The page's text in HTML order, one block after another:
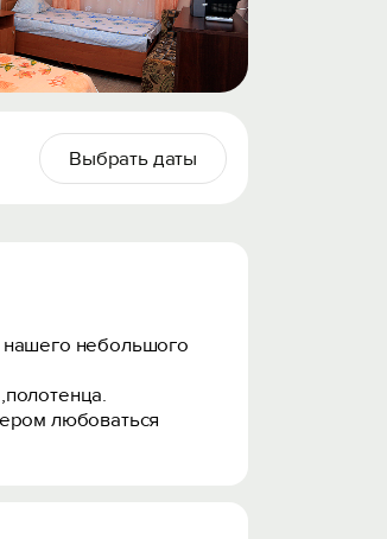
Выбрать даты
нашего небольшого
любоваться